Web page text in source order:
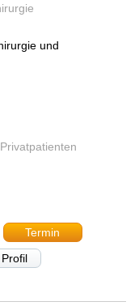
und
Privatpatienten
Termin